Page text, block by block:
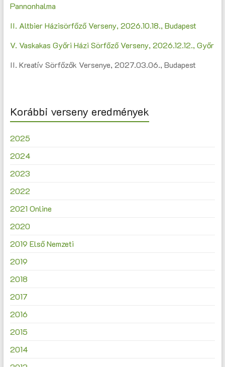
Pannonhalma
II. Altbier Házisörfőző Verseny, 2026.10.18., Budapest
V. Vaskakas Győri Házi Sörfőző Verseny, 2026.12.12., Győr
II. Kreatív Sörfőzők Versenye, 2027.03.06., Budapest
Korábbi verseny eredmények
2025
2024
2023
2022
2021 Online
2020
2019 Első Nemzeti
2019
2018
2017
2016
2015
2014